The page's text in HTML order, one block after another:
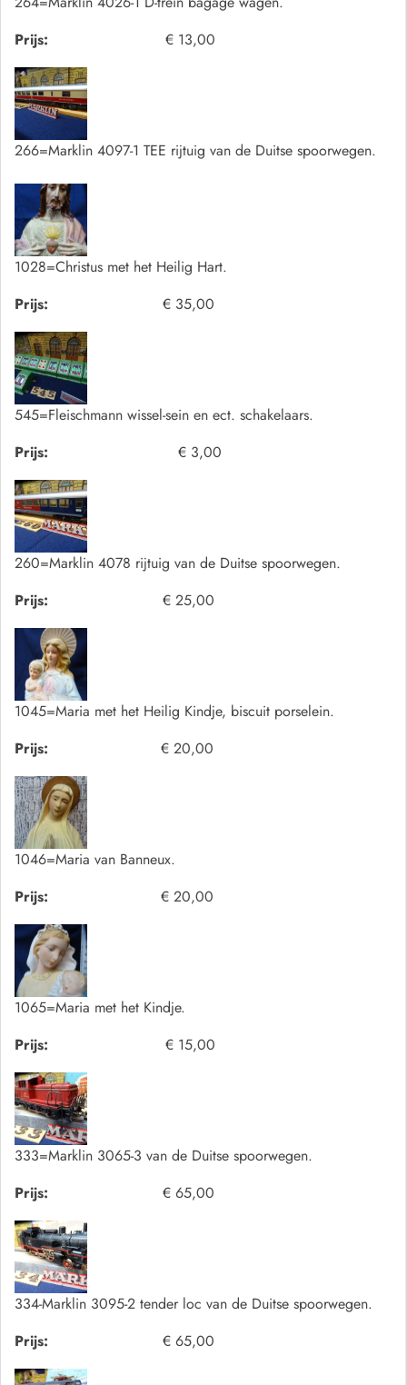
Prijs:
€ 13,00
266=Marklin 4097-1 TEE rijtuig van de Duitse spoorwegen.
1028=Christus met het Heilig Hart.
Prijs:
€ 35,00
545=Fleischmann wissel-sein en ect. schakelaars.
Prijs:
€ 3,00
260=Marklin 4078 rijtuig van de Duitse spoorwegen.
Prijs:
€ 25,00
1045=Maria met het Heilig Kindje, biscuit porselein.
Prijs:
€ 20,00
1046=Maria van Banneux.
Prijs:
€ 20,00
1065=Maria met het Kindje.
Prijs:
€ 15,00
333=Marklin 3065-3 van de Duitse spoorwegen.
Prijs:
€ 65,00
334-Marklin 3095-2 tender loc van de Duitse spoorwegen.
Prijs:
€ 65,00